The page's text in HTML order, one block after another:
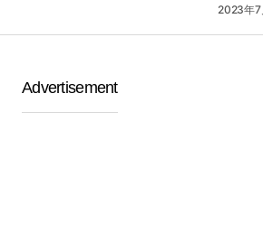
2023年7
Advertisement